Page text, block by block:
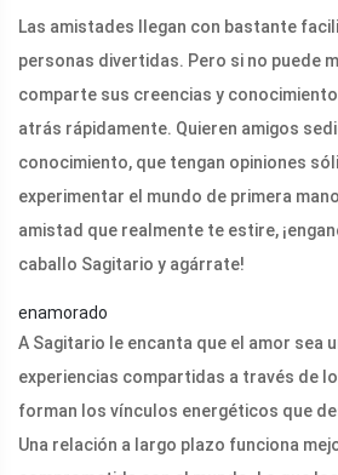
Las amistades llegan con bastante
personas divertidas. Pero si no puede
comparte sus creencias y
atrás rápidamente. Quieren amigos
conocimiento, que tengan opiniones
experimentar el mundo de primera
amistad que realmente te estire,
caballo Sagitario y agárrate!
enamorado
A Sagitario le encanta que el amor sea
experiencias compartidas a través de
forman los vínculos energéticos que
Una relación a largo plazo funciona